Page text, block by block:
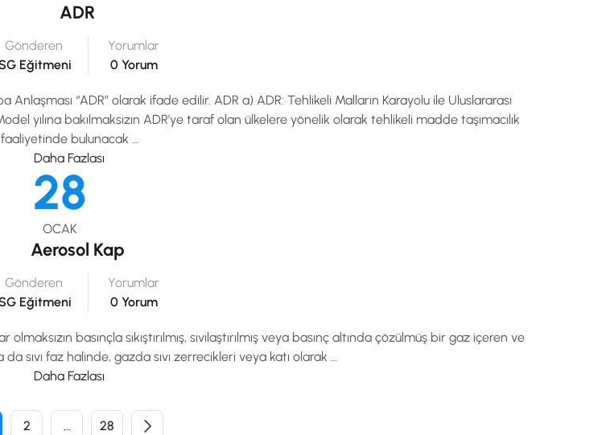
ADR
Gönderen
Eğitmeni
Yorumlar
0 Yorum
Anlaşması “ADR” olarak ifade edilir. ADR a) ADR: Tehlikeli Malların Karayolu ile Uluslararası
yılına bakılmaksızın ADR’ye taraf olan ülkelere yönelik olarak tehlikeli madde taşımacılık
faaliyetinde bulunacak …
Daha Fazlası
28
OCAK
Aerosol Kap
Gönderen
Eğitmeni
Yorumlar
0 Yorum
basınçla sıkıştırılmış, sıvılaştırılmış veya basınç altında çözülmüş bir gaz içeren ve
sıvı faz halinde, gazda sıvı zerrecikleri veya katı olarak …
Daha Fazlası
2 … 28